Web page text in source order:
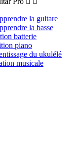
la guitare
la basse
batterie
piano
du ukulélé
musicale